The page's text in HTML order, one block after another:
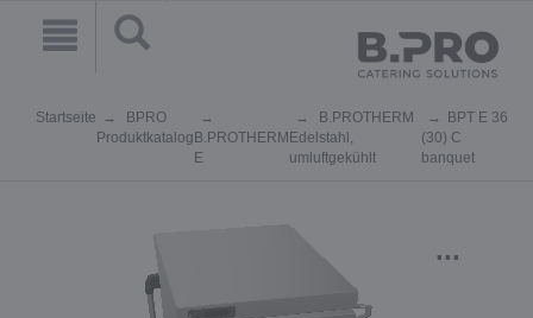
Startseite
BPRO
Produktkatalog B.PROTHERM
E
B.PROTHERM
Edelstahl,
umluftgekühlt
BPT E 36
(30) C
banquet
...